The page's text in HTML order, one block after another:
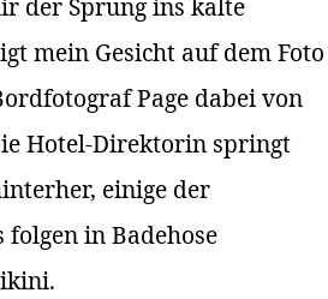
der Sprung ins kalte
mein Gesicht auf dem Foto
Page dabei von
Hotel-Direktorin springt
einige der
in Badehose